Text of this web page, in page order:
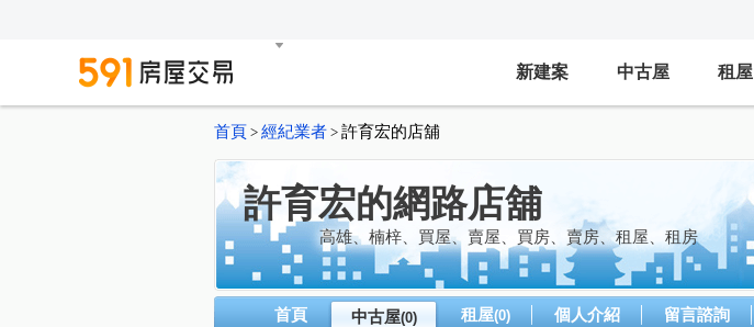
新建案 中古屋 租屋
首頁 > 經紀業者 > 許育宏的店舖
許育宏的網路店舖
高雄、楠梓、買屋、賣屋、買房、賣房、租屋、租房
首頁 中古屋(0) 租屋(0) 個人介紹 留言諮詢